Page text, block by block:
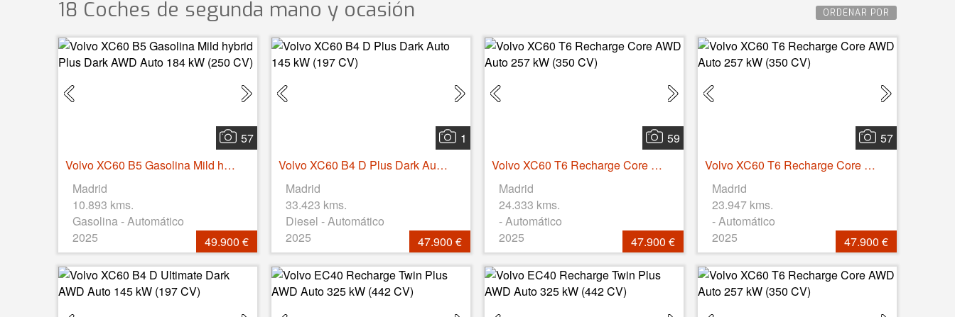
ORDENAR POR
18 Coches de segunda mano y ocasión
57
Volvo XC60 B5 Gasolina Mild hybrid Plus Dark AWD Auto 184 kW (250 CV)
Madrid
10.893 kms.
Gasolina - Automático
2025
49.900 €
1
Volvo XC60 B4 D Plus Dark Auto 145 kW (197 CV)
Madrid
33.423 kms.
Diesel - Automático
2025
47.900 €
59
Volvo XC60 T6 Recharge Core AWD Auto 257 kW (350 CV)
Madrid
24.333 kms.
- Automático
2025
47.900 €
57
Volvo XC60 T6 Recharge Core AWD Auto 257 kW (350 CV)
Madrid
23.947 kms.
- Automático
2025
47.900 €